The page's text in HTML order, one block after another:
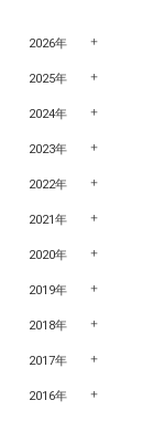
2026年
2025年
2024年
2023年
2022年
2021年
2020年
2019年
2018年
2017年
2016年